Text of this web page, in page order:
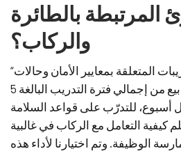
المرتبطة بالطائرة
والركاب؟
“نتلقى الكثير من التدريبات المتعلقة بمعايير الأمان وحالات
الطوارئ. ونقضي 4 أسابيع من إجمالي فترة التدريب البالغة 5
أيام من كل أسبوع، للتدرّب على قواعد السلامة
كيفية التعامل مع الركاب في غالبية
الوظيفة. وتم اختيارنا لأداء هذه